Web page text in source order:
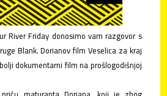
River Friday donosimo vam razgovor s
Blank. Dorianov film Veselica za kraj
dokumentarni film na prošlogodišnjoj